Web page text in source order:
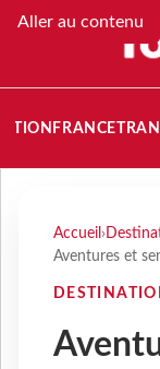
Aller au contenu
FRANCE
Accueil ›
Aventures et